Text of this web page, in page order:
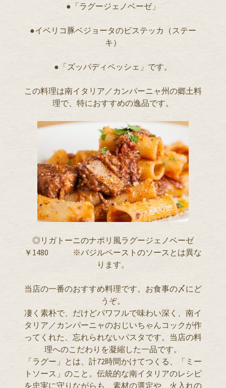
●「ラグージェノベーゼ」
●イベリコ豚ベジョータのビステッカ（ステー
キ）
●「ズッパディペッシェ」です。
この料理は南イタリア／カンパーニャ州の郷土料
理で、特におすすめの逸品です。
◎リガトーニのナポリ風ラグージェノベーゼ
￥1480 ※バジルペーストのソースとは異な
ります。
当店の一番のおすすめ料理です。お食事の〆にど
うぞ。
凄く素朴で、だけどパワフルで味わい深く、南イ
タリア／カンパーニャのおじいちゃんコックが作
ってくれた、忘れられないパスタです。当店の料
理へのこだわりを凝縮した一品です。
「ラグー」とは、計72時間かけてつくる、「ミー
トソース」のこと。伝統的な南イタリアのレシピ
を忠実に守りながらも、素材の選定や、火入れの